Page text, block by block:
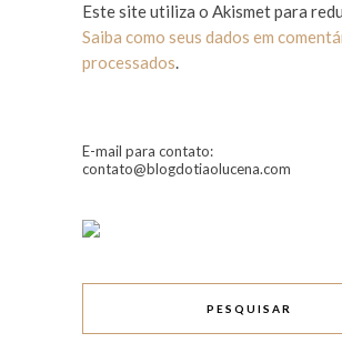
Este site utiliza o Akismet para
Saiba como seus dados em
processados.
E-mail para contato:
contato@blogdotiaolucena.com
PESQUISAR